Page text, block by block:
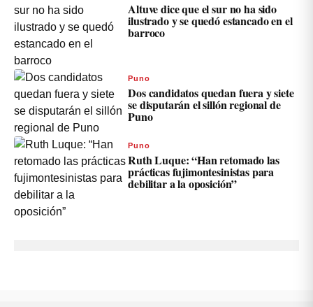
Altuve dice que el sur no ha sido
ilustrado y se quedó estancado en el
barroco
Puno
Dos candidatos quedan fuera y siete
se disputarán el sillón regional de
Puno
Puno
Ruth Luque: “Han retomado las
prácticas fujimontesinistas para
debilitar a la oposición”